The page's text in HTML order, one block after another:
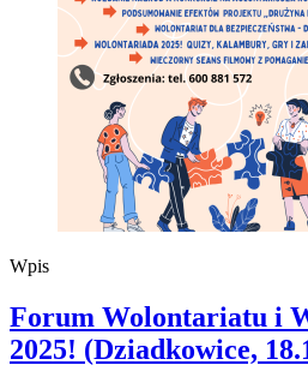
Wpis
Forum Wolontariatu i
2025! (Dziadkowice,